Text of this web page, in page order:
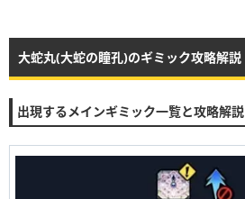
大蛇丸(大蛇の瞳孔)のギミック攻略解説
出現するメインギミック一覧と攻略解説